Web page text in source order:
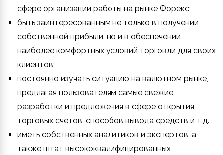
сфере организации работы на рынке Форекс;
быть заинтересованным не только в получении
собственной прибыли, но и в обеспечении
наиболее комфортных условий торговли для своих
клиентов;
постоянно изучать ситуацию на валютном рынке,
предлагая пользователям самые свежие
разработки и предложения в сфере открытия
торговых счетов, способов вывода средств и т.д.
иметь собственных аналитиков и экспертов, а
также штат высококвалифицированных